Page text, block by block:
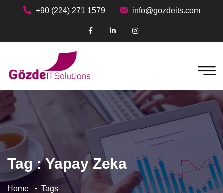
+90 (224) 271 1579 info@gozdeits.com
Tag : Yapay Zeka
Home Tags